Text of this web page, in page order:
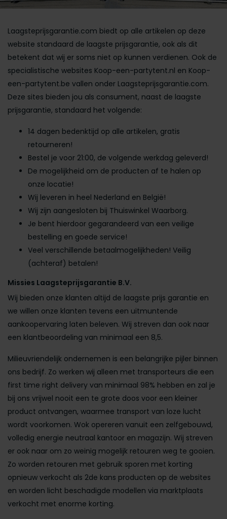
Laagsteprijsgarantie.com biedt op alle artikelen op deze
website standaard de laagste prijsgarantie, ook als dit
betekent dat wij er soms niet op kunnen verdienen. Ook de
specialistische websites Koop-een-partytent.nl en Koop-
een-partytent.be vallen onder Laagsteprijsgarantie.com.
Deze sites bieden jou als consument, naast de laagste
prijsgarantie, standaard het volgende:
14 dagen bedenktijd op alle artikelen, gratis
retourneren!
Bestel je voor 21:00, de volgende werkdag geleverd!
De mogelijkheid om de producten af te halen op
onze locatie!
Wij leveren in heel Nederland en België!
Wij zijn aangesloten bij Thuiswinkel Waarborg.
Je bent hierdoor gegarandeerd van een veilige
bestelling en goede service!
Veel verschillende betaalmogelijkheden! Veilig
(achteraf) betalen!
Missies Laagsteprijsgarantie B.V.
Wij bieden onze klanten altijd de laagste prijs garantie en
we willen onze klanten tevens een uitmuntende
aankoopervaring laten beleven. Wij streven dan ook naar
een klantbeoordeling van minimaal een 8,5.
Milieuvriendelijk ondernemen is een belangrijke pijler binnen
ons bedrijf. Zo werken wij alleen met transporteurs die een
first time right delivery van minimaal 98% hebben en zal je
bij ons vrijwel nooit een te grote doos voor een kleiner
product ontvangen, waarmee transport van loze lucht
wordt voorkomen. Wok opereren vanuit een zelfgebouwd,
volledig energie neutraal kantoor en magazijn. Wij streven
er ook naar om zo weinig mogelijk retouren weg te gooien.
Zo worden retouren met gebruik sporen met korting
opnieuw verkocht als 2de kans producten op de websites
en worden licht beschadigde modellen via marktplaats
verkocht met enorme korting.